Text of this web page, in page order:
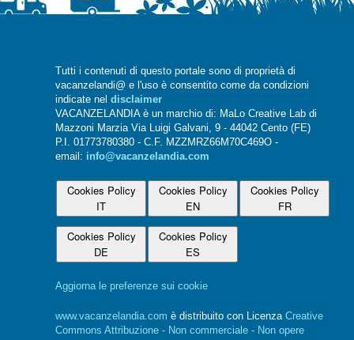
Tutti i contenuti di questo portale sono di proprietà di
vacanzelandi@ e l'uso è consentito come da condizioni
indicate nel disclaimer
VACANZELANDIA è un marchio di: MaLo Creative Lab di
Mazzoni Marzia Via Luigi Galvani, 9 - 44042 Cento (FE)
P.I. 01773780380 - C.F. MZZMRZ66M70C469O -
email: info@vacanzelandia.com
Cookies Policy
IT
Cookies Policy
EN
Cookies Policy
FR
Cookies Policy
DE
Cookies Policy
ES
Aggiorna le preferenze sui cookie
www.vacanzelandia.com è distribuito con Licenza Creative
Commons Attribuzione - Non commerciale - Non opere